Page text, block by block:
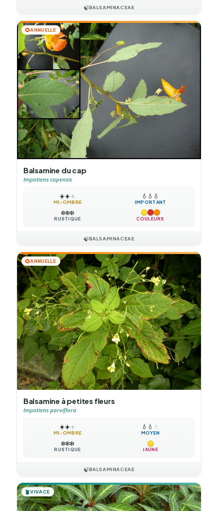
🍃BALSAMINACEAE
🌻ANNUELLE
Balsamine du cap
Impatiens capensis
☀️☀️☀️
MI-OMBRE
💧 💧 💧
IMPORTANT
❄️❄️❄️
RUSTIQUE COULEURS
🍃BALSAMINACEAE
🌻ANNUELLE
Balsamine à petites fleurs
Impatiens parviflora
☀️☀️☀️
MI-OMBRE
💧 💧 💧
MOYEN
❄️❄️❄️
RUSTIQUE JAUNE
🍃BALSAMINACEAE
🪴VIVACE